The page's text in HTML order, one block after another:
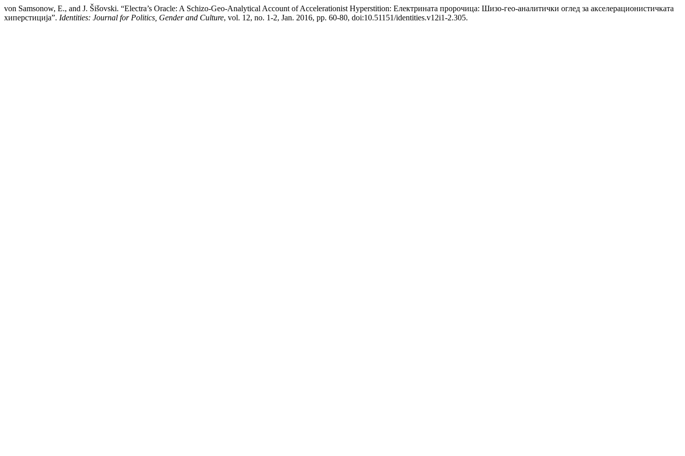
von Samsonow, E., and J. Šišovski. “Electra’s Oracle: A Schizo-Geo-Analytical Account of Accelerationist Hyperstition: Електрината пророчица: Шизо-гео-аналитички оглед за акселерационистичката
хиперстиција”. Identities: Journal for Politics, Gender and Culture, vol. 12, no. 1-2, Jan. 2016, pp. 60-80, doi:10.51151/identities.v12i1-2.305.